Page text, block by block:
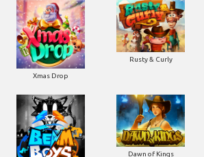
Xmas Drop
Rusty & Curly
Dawn of Kings